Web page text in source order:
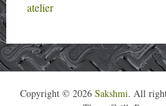
atelier
Copyright © 2026 Sakshmi. All